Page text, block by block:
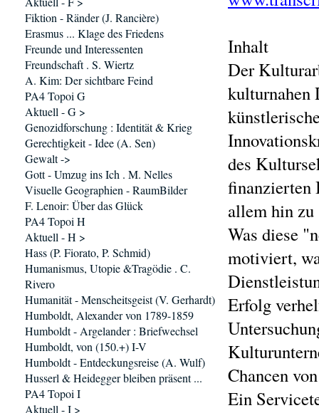
Inhalt
Der
kulturnahen
des
finanzierten
allem hin
Was diese
motiviert,
Erfolg
Chancen
Ein
Fiktion - Ränder (J. Rancière)
Erasmus ... Klage des Friedens
Freunde und Interessenten
Freundschaft . S. Wiertz
A. Kim: Der sichtbare Feind
PA4 Topoi G
Aktuell - G >
Genozidforschung : Identität & Krieg
Gerechtigkeit - Idee (A. Sen)
Gewalt ->
Gott - Umzug ins Ich . M. Nelles
Visuelle Geographien - RaumBilder
F. Lenoir: Über das Glück
PA4 Topoi H
Aktuell - H >
Hass (P. Fiorato, P. Schmid)
Humanismus, Utopie &Tragödie . C.
Rivero
Humanität - Menscheitsgeist (V. Gerhardt)
Humboldt, Alexander von 1789-1859
Humboldt - Argelander : Briefwechsel
Humboldt, von (150.+) I-V
Humboldt - Entdeckungsreise (A. Wulf)
Husserl & Heidegger bleiben präsent ...
PA4 Topoi I
Aktuell - I >